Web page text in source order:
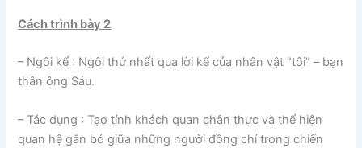
Cách trình bày 2
– Ngôi kể : Ngôi thứ nhất qua lời kể của nhân vật “tôi” – bạn
thân ông Sáu.
– Tác dụng : Tạo tính khách quan chân thực và thể hiện
quan hệ gắn bó giữa những người đồng chí trong chiến